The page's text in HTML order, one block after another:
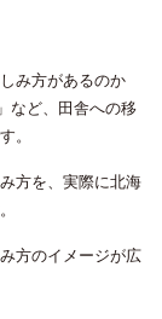
み方があるのか
など、田舎への移
。
方を、実際に北海
方のイメージが広